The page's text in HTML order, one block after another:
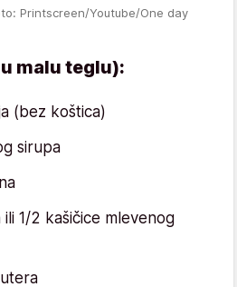
Printscreen/Youtube/One day
malu teglu):
(bez koštica)
sirupa
1/2 kašičice mlevenog